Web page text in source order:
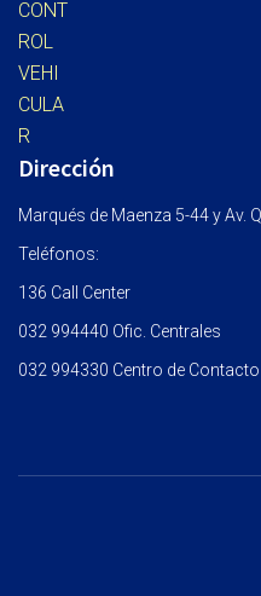
Dirección
Marqués de Maenza 5-44 y Av.
Teléfonos:
136 Call Center
032 994440 Ofic. Centrales
032 994330 Centro de